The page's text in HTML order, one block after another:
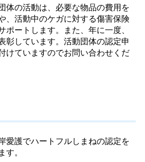
体の活動は、必要な物品の費用を
、活動中のケガに対する傷害保険
ートします。また、年に一度、
彰しています。活動団体の認定申
けていますのでお問い合わせくだ
愛護でハートフルしまねの認定を
。